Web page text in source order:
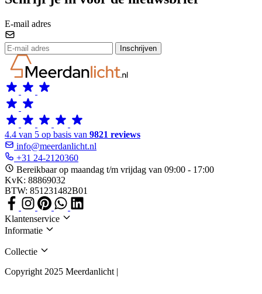
E-mail adres
Inschrijven
4.4 van 5 op basis van 9821 reviews
info@meerdanlicht.nl
+31 24-2120360
Bereikbaar op maandag t/m vrijdag van 09:00 - 17:00
KvK: 88869032
BTW: 851231482B01
Klantenservice
Informatie
Collectie
Copyright 2025 Meerdanlicht |